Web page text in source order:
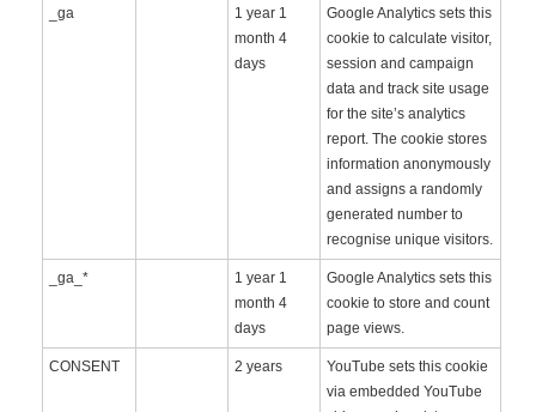
_ga
1 year 1
month 4
days
Google Analytics sets this
cookie to calculate visitor,
session and campaign
data and track site usage
for the site’s analytics
report. The cookie stores
information anonymously
and assigns a randomly
generated number to
recognise unique visitors.
_ga_*
1 year 1
month 4
days
Google Analytics sets this
cookie to store and count
page views.
CONSENT 2 years
YouTube sets this cookie
via embedded YouTube